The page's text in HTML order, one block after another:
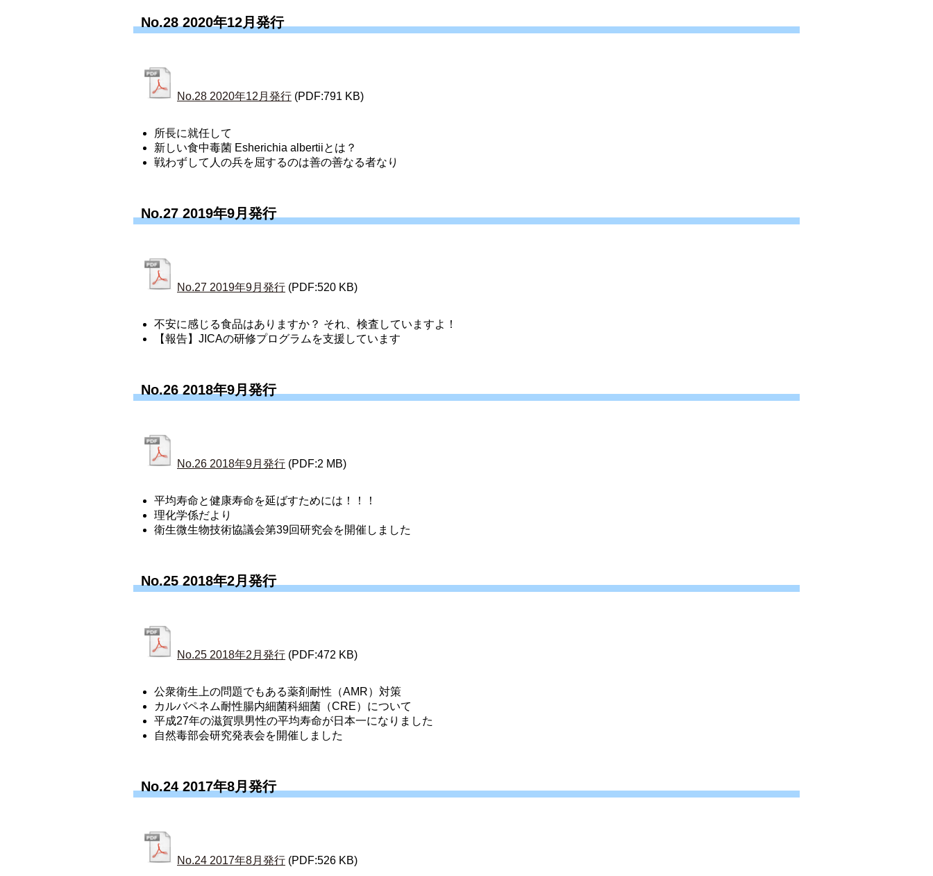
No.28 2020年12月発行
No.28 2020年12月発行 (PDF:791 KB)
所長に就任して
新しい食中毒菌 Esherichia albertiiとは？
戦わずして人の兵を屈するのは善の善なる者なり
No.27 2019年9月発行
No.27 2019年9月発行 (PDF:520 KB)
不安に感じる食品はありますか？ それ、検査していますよ！
【報告】JICAの研修プログラムを支援しています
No.26 2018年9月発行
No.26 2018年9月発行 (PDF:2 MB)
平均寿命と健康寿命を延ばすためには！！！
理化学係だより
衛生微生物技術協議会第39回研究会を開催しました
No.25 2018年2月発行
No.25 2018年2月発行 (PDF:472 KB)
公衆衛生上の問題でもある薬剤耐性（AMR）対策
カルバペネム耐性腸内細菌科細菌（CRE）について
平成27年の滋賀県男性の平均寿命が日本一になりました
自然毒部会研究発表会を開催しました
No.24 2017年8月発行
No.24 2017年8月発行 (PDF:526 KB)